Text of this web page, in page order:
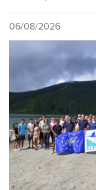
06/08/2026